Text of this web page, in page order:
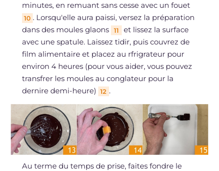
minutes, en remuant sans cesse avec un fouet
10 . Lorsqu'elle aura paissi, versez la préparation
dans des moules glaons
11
et lissez la surface
avec une spatule. Laissez tidir, puis couvrez de
film alimentaire et placez au rfrigrateur pour
environ 4 heures (pour vous aider, vous pouvez
transfrer les moules au conglateur pour la
dernire demi-heure) 12 .
Au terme du temps de prise, faites fondre le